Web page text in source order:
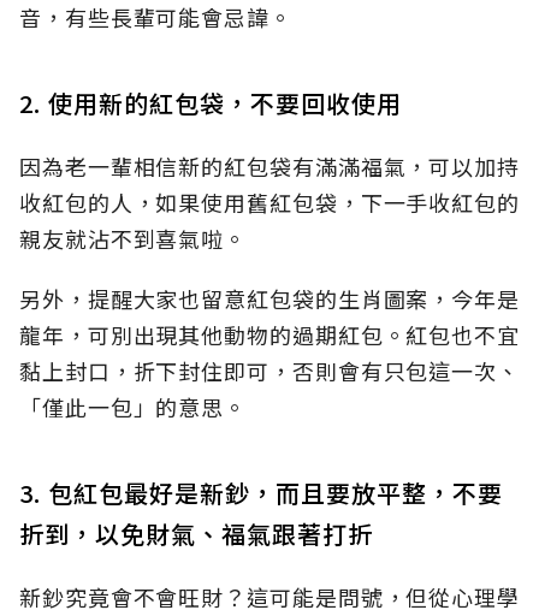
音，有些長輩可能會忌諱。
2. 使用新的紅包袋，不要回收使用
因為老一輩相信新的紅包袋有滿滿福氣，可以加持
收紅包的人，如果使用舊紅包袋，下一手收紅包的
親友就沾不到喜氣啦。
另外，提醒大家也留意紅包袋的生肖圖案，今年是
龍年，可別出現其他動物的過期紅包。紅包也不宜
黏上封口，折下封住即可，否則會有只包這一次、
「僅此一包」的意思。
3. 包紅包最好是新鈔，而且要放平整，不要
折到，以免財氣、福氣跟著打折
新鈔究竟會不會旺財？這可能是問號，但從心理學